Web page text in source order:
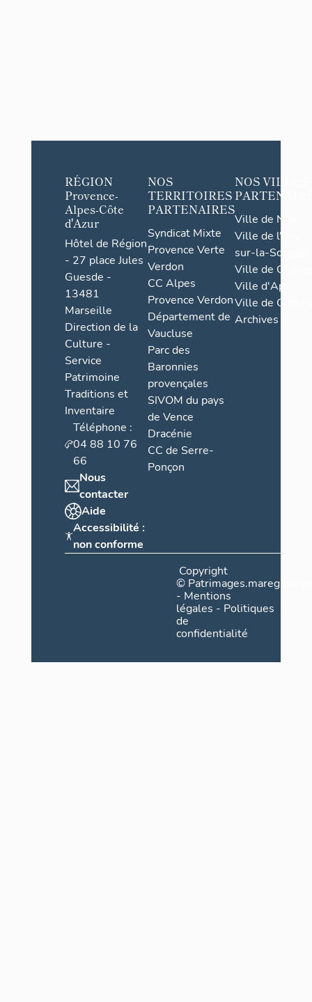
RÉGION
Provence-
Alpes-Côte
d'Azur
Hôtel de Région
- 27 place Jules
Guesde -
13481
Marseille
Direction de la
Culture -
Service
Patrimoine
Traditions et
Inventaire
Téléphone :
04 88 10 76
66
Nous
contacter
Aide
Accessibilité :
non conforme
NOS
TERRITOIRES
PARTENAIRES
Syndicat Mixte
Provence Verte
Verdon
CC Alpes
Provence Verdon
Département de
Vaucluse
Parc des
Baronnies
provençales
SIVOM du pays
de Vence
Dracénie
CC de Serre-
Ponçon
NOS VILLES
Ville de Nice
Ville de l'Isle-
sur-la-Sorgue
Ville de Grasse
Ville d'Apt
Ville de
Archives
Copyright
©
- Mentions
légales - Politiques
de
confidentialité